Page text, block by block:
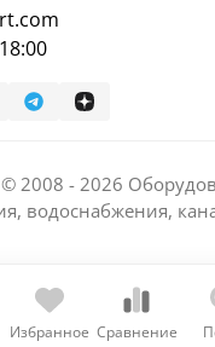
Избранное Сравнение
2008 - 2026
водоснабжения,